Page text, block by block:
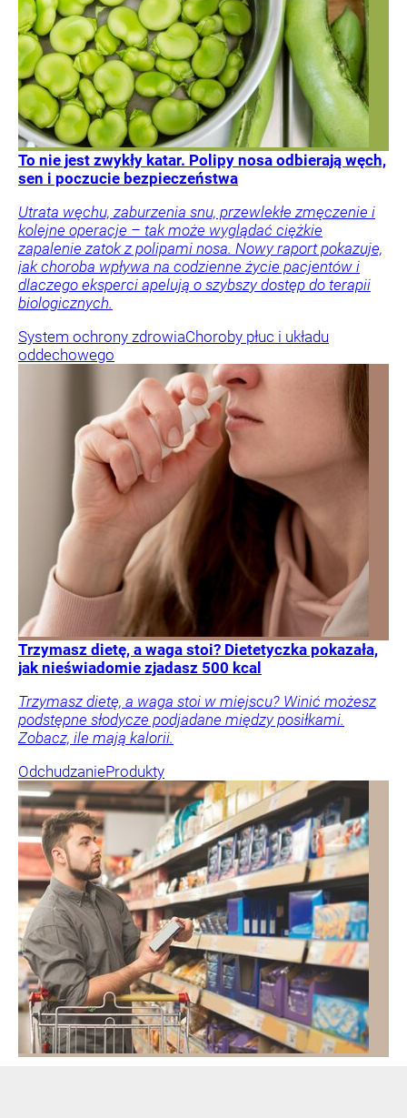
To nie jest zwykły katar. Polipy nosa odbierają węch,
sen i poczucie bezpieczeństwa
Utrata węchu, zaburzenia snu, przewlekłe zmęczenie i
kolejne operacje – tak może wyglądać ciężkie
zapalenie zatok z polipami nosa. Nowy raport pokazuje,
jak choroba wpływa na codzienne życie pacjentów i
dlaczego eksperci apelują o szybszy dostęp do terapii
biologicznych.
System ochrony zdrowiaChoroby płuc i układu
oddechowego
Trzymasz dietę, a waga stoi? Dietetyczka pokazała,
jak nieświadomie zjadasz 500 kcal
Trzymasz dietę, a waga stoi w miejscu? Winić możesz
podstępne słodycze podjadane między posiłkami.
Zobacz, ile mają kalorii.
OdchudzanieProdukty